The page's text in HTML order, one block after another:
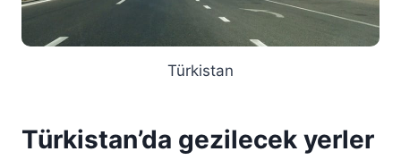
Türkistan
Türkistan’da gezilecek yerler